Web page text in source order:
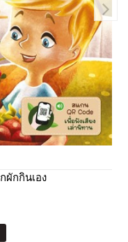
ผักกินเอง